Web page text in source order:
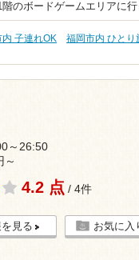
のボードゲームエリアに
内 子連れOK 福岡市内 ひとり
～26:50
～
4.2 点 / 4件
見る お気に入